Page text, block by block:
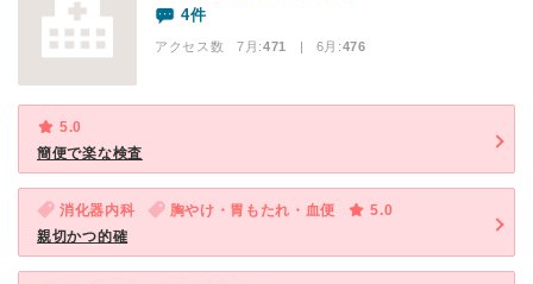
4件
アクセス数 7月:471 | 6月:476
5.0
簡便で楽な検査
消化器内科 胸やけ・胃もたれ・血便
5.0
親切かつ的確